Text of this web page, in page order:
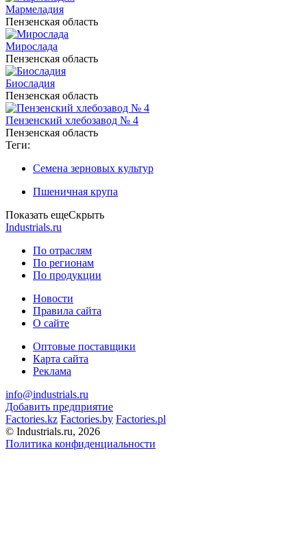
Мармеладия
Пензенская область
Мирослада
Пензенская область
Биосладия
Пензенская область
Пензенский хлебозавод № 4
Пензенская область
Теги:
Семена зерновых культур
Пшеничная крупа
Показать ещеСкрыть
Industrials.ru
По отраслям
По регионам
По продукции
Новости
Правила сайта
О сайте
Оптовые поставщики
Карта сайта
Реклама
info@industrials.ru
Добавить предприятие
Factories.kz Factories.by Factories.pl
© Industrials.ru, 2026
Политика конфиденциальности